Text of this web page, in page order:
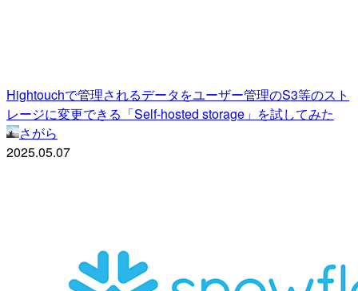
Hightouchで管理されるデータをユーザー管理のS3等のスト
レージに変更できる「Self-hosted storage」を試してみた
さがら
2025.05.07